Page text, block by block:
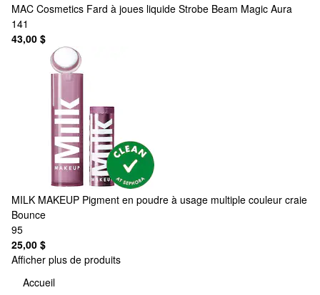
MAC Cosmetics Fard à joues liquide Strobe Beam Magic Aura
141
43,00 $
MILK MAKEUP Pigment en poudre à usage multiple couleur craie
Bounce
95
25,00 $
Afficher plus de produits
Accueil